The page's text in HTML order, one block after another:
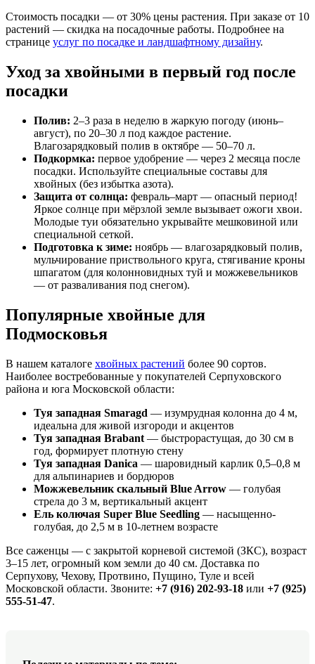
Стоимость посадки — от 30% цены растения. При заказе от 10
растений — скидка на посадочные работы. Подробнее на
странице услуг по посадке и ландшафтному дизайну.
Уход за хвойными в первый год после
посадки
Полив: 2–3 раза в неделю в жаркую погоду (июнь–
август), по 20–30 л под каждое растение.
Влагозарядковый полив в октябре — 50–70 л.
Подкормка: первое удобрение — через 2 месяца после
посадки. Используйте специальные составы для
хвойных (без избытка азота).
Защита от солнца: февраль–март — опасный период!
Яркое солнце при мёрзлой земле вызывает ожоги хвои.
Молодые туи обязательно укрывайте мешковиной или
специальной сеткой.
Подготовка к зиме: ноябрь — влагозарядковый полив,
мульчирование приствольного круга, стягивание кроны
шпагатом (для колонновидных туй и можжевельников
— от разваливания под снегом).
Популярные хвойные для
Подмосковья
В нашем каталоге хвойных растений более 90 сортов.
Наиболее востребованные у покупателей Серпуховского
района и юга Московской области:
Туя западная Smaragd — изумрудная колонна до 4 м,
идеальна для живой изгороди и акцентов
Туя западная Brabant — быстрорастущая, до 30 см в
год, формирует плотную стену
Туя западная Danica — шаровидный карлик 0,5–0,8 м
для альпинариев и бордюров
Можжевельник скальный Blue Arrow — голубая
стрела до 3 м, вертикальный акцент
Ель колючая Super Blue Seedling — насыщенно-
голубая, до 2,5 м в 10-летнем возрасте
Все саженцы — с закрытой корневой системой (ЗКС), возраст
3–15 лет, огромный ком земли до 40 см. Доставка по
Серпухову, Чехову, Протвино, Пущино, Туле и всей
Московской области. Звоните: +7 (916) 202-93-18 или +7 (925)
555-51-47.